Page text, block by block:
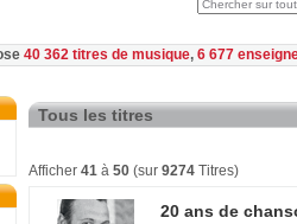
40 362 titres de musique, 6 677
Tous les titres
Afficher 41 à 50 (sur 9274 Titres)
20 ans de